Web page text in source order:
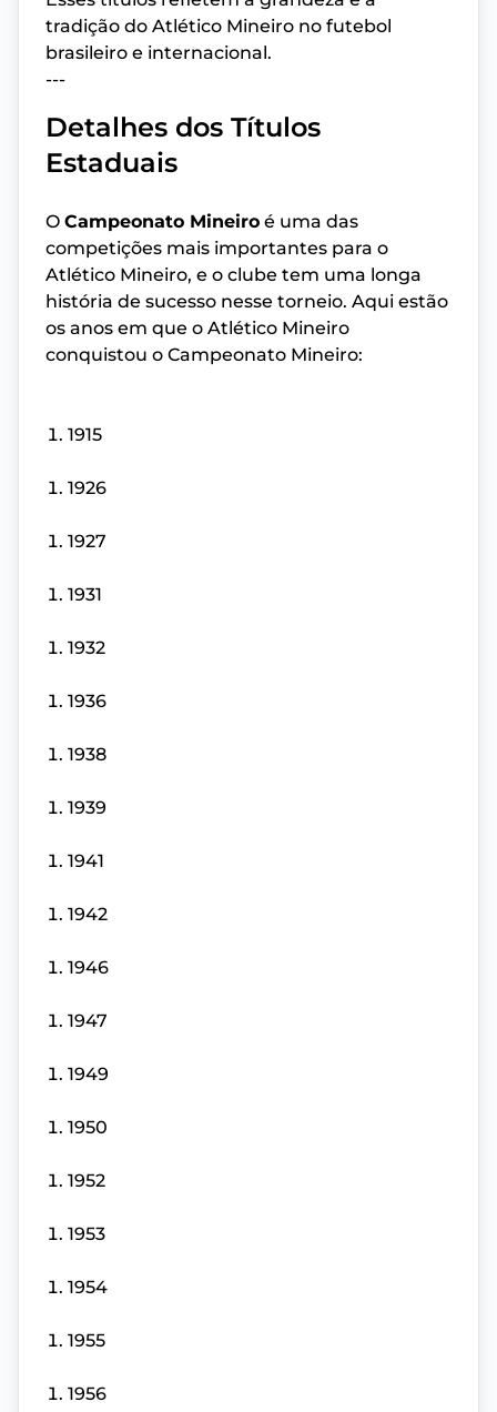
tradição do Atlético Mineiro no futebol
brasileiro e internacional.
---
Detalhes dos Títulos
Estaduais
O Campeonato Mineiro é uma das
competições mais importantes para o
Atlético Mineiro, e o clube tem uma longa
história de sucesso nesse torneio. Aqui estão
os anos em que o Atlético Mineiro
conquistou o Campeonato Mineiro:
1915
1926
1927
1931
1932
1936
1938
1939
1941
1942
1946
1947
1949
1950
1952
1953
1954
1955
1956